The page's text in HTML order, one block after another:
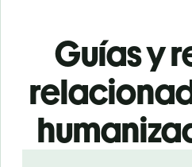
Guías y